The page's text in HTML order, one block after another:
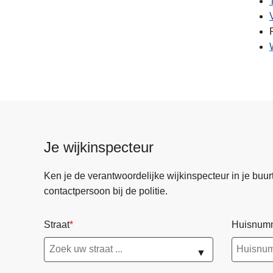
Je wijkinspecteur
Ken je de verantwoordelijke wijkinspecteur in je
contactpersoon bij de politie.
Straat
▼